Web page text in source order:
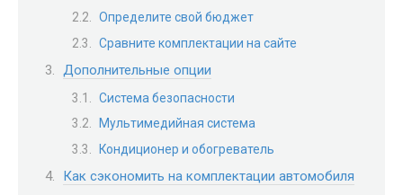
Определите свой бюджет
Сравните комплектации на сайте
Дополнительные опции
Система безопасности
Мультимедийная система
Кондиционер и обогреватель
Как сэкономить на комплектации автомобиля